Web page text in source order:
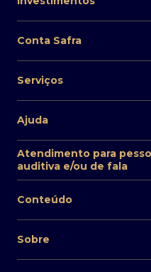
Conta Safra
Serviços
Ajuda
Atendimento para
auditiva e/ou de fala
Conteúdo
Sobre